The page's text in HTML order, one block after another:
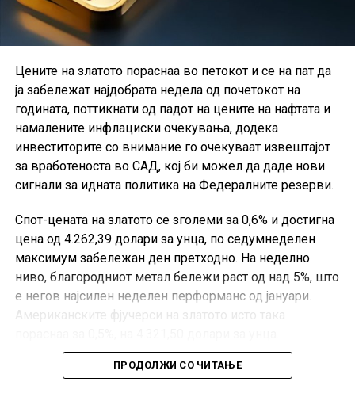
Цените на златото пораснаа во петокот и се на пат да
ја забележат најдобрата недела од почетокот на
годината, поттикнати од падот на цените на нафтата и
намалените инфлациски очекувања, додека
инвеститорите со внимание го очекуваат извештајот
за вработеноста во САД, кој би можел да даде нови
сигнали за идната политика на Федералните резерви.
Спот-цената на златото се зголеми за 0,6% и достигна
цена од 4.262,39 долари за унца, по седумнеделен
максимум забележан ден претходно. На неделно
ниво, благородниот метал бележи раст од над 5%, што
е негов најсилен неделен перформанс од јануари.
Американските фјучерси на златото исто така
Позитивното расположение на пазарот е поддржано и
ПРОДОЛЖИ СО ЧИТАЊЕ